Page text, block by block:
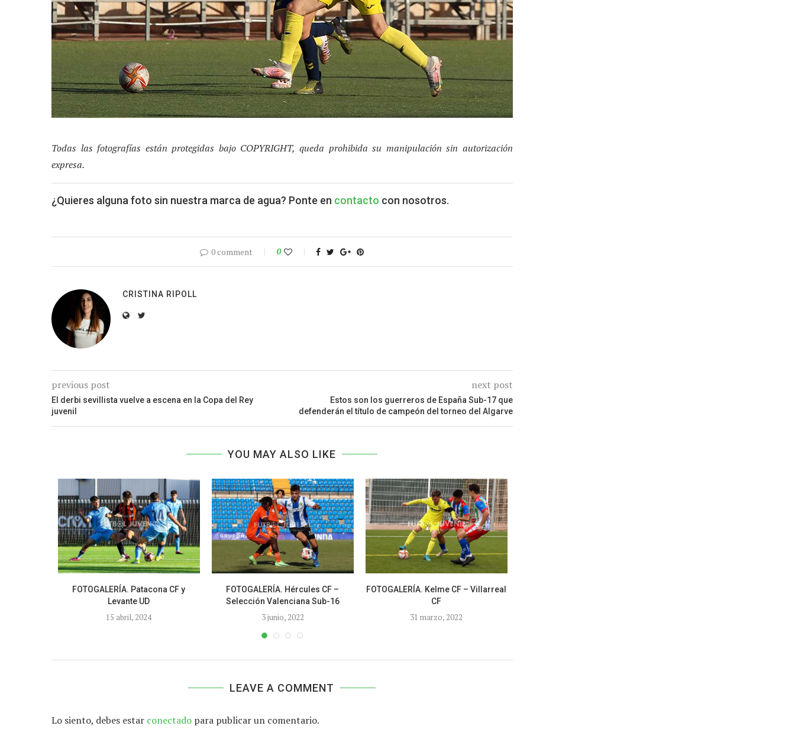
Todas las fotografías están protegidas bajo COPYRIGHT, queda prohibida su manipulación sin autorización
expresa.
¿Quieres alguna foto sin nuestra marca de agua? Ponte en contacto con nosotros.
0 comment 0
CRISTINA RIPOLL
previous post
El derbi sevillista vuelve a escena en la Copa del Rey
juvenil
next post
Estos son los guerreros de España Sub-17 que
defenderán el título de campeón del torneo del Algarve
YOU MAY ALSO LIKE
FOTOGALERÍA. Patacona CF y
Levante UD
15 abril, 2024
FOTOGALERÍA. Hércules CF –
Selección Valenciana Sub-16
3 junio, 2022
FOTOGALERÍA. Kelme CF – Villarreal
CF
31 marzo, 2022
LEAVE A COMMENT
Lo siento, debes estar conectado para publicar un comentario.